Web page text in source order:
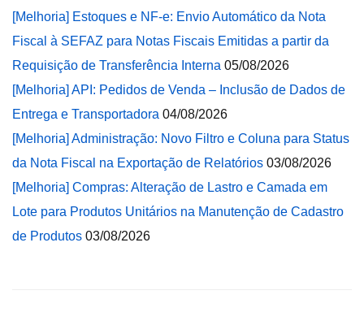
[Melhoria] Estoques e NF-e: Envio Automático da Nota
Fiscal à SEFAZ para Notas Fiscais Emitidas a partir da
Requisição de Transferência Interna 05/08/2026
[Melhoria] API: Pedidos de Venda – Inclusão de Dados de
Entrega e Transportadora 04/08/2026
[Melhoria] Administração: Novo Filtro e Coluna para Status
da Nota Fiscal na Exportação de Relatórios 03/08/2026
[Melhoria] Compras: Alteração de Lastro e Camada em
Lote para Produtos Unitários na Manutenção de Cadastro
de Produtos 03/08/2026